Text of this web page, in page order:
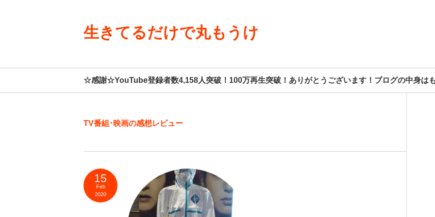
生きてるだけで丸もうけ
☆感謝☆YouTube登録者数4,158人突破！100万再生突破！ありがとうございます！ブログの中身は
TV番組･映画の感想レビュー
15
Feb
2020